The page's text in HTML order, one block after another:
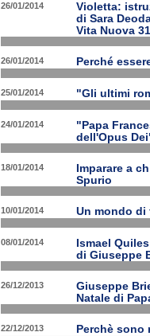
26/01/2014
Violetta:
di Sara
Vita Nuova
26/01/2014 Perché
25/01/2014 "Gli ultimi
24/01/2014
"Papa
dell'Opus
18/01/2014
Imparare a
Spurio
10/01/2014 Un mondo di
08/01/2014
Ismael
di Giuseppe
26/12/2013
Giuseppe
Natale di
22/12/2013 Perchè sono